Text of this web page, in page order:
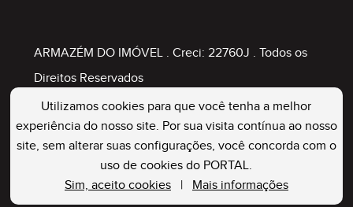
ARMAZÉM DO IMÓVEL. Creci: 22760J . Todos os
Direitos Reservados
Painel Imobiliário
Utilizamos cookies para que você tenha a melhor
experiência do nosso site. Por sua visita contínua ao nosso
site, sem alterar suas configurações, você concorda com o
uso de cookies do PORTAL.
Sim, aceito cookies| Mais informações